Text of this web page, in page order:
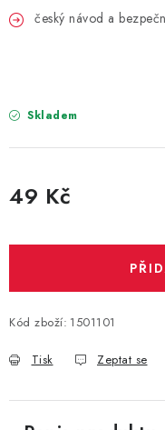
PARTY
ROZLUČKA SE
SEZÓNNÍ SVÁTKY
VYSTŘELOVACÍ
ORGANZY,
český návod a
Skladem
49 Kč
Kód zboží: 1501101
Tisk Zeptat se